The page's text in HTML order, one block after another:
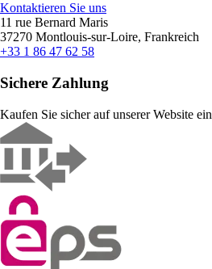
Kontaktieren Sie uns
11 rue Bernard Maris
37270 Montlouis-sur-Loire, Frankreich
+33 1 86 47 62 58
Sichere Zahlung
Kaufen Sie sicher auf unserer Website ein